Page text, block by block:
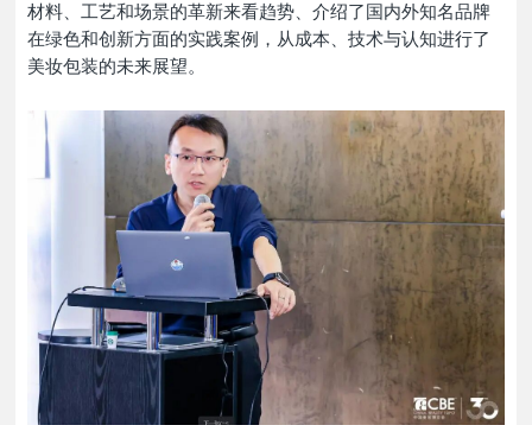
材料、工艺和场景的革新来看趋势、介绍了国内外知名品牌
在绿色和创新方面的实践案例，从成本、技术与认知进行了
美妆包装的未来展望。